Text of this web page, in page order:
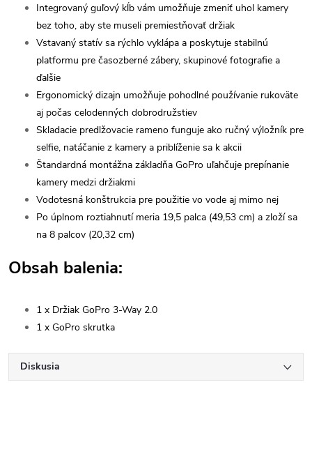
Integrovaný guľový kĺb vám umožňuje zmeniť uhol kamery
bez toho, aby ste museli premiestňovať držiak
Vstavaný statív sa rýchlo vyklápa a poskytuje stabilnú
platformu pre časozberné zábery, skupinové fotografie a
ďalšie
Ergonomický dizajn umožňuje pohodlné používanie rukoväte
aj počas celodenných dobrodružstiev
Skladacie predlžovacie rameno funguje ako ručný výložník pre
selfie, natáčanie z kamery a priblíženie sa k akcii
Štandardná montážna základňa GoPro uľahčuje prepínanie
kamery medzi držiakmi
Vodotesná konštrukcia pre použitie vo vode aj mimo nej
Po úplnom roztiahnutí meria 19,5 palca (49,53 cm) a zloží sa
na 8 palcov (20,32 cm)
Obsah balenia:
1 x Držiak GoPro 3-Way 2.0
1 x GoPro skrutka
Diskusia